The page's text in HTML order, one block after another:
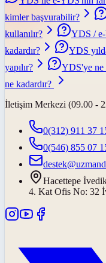
kimler başvurabilir?
kullanılır?
YDS / e-
kadardır?
YDS
yapılır?
YDS'ye ne
ne kadardır?
İletişim Merkezi (09.00 -
0(312) 911 37
0(546) 855 07
Hacettepe
4. Kat Ofis No: 32